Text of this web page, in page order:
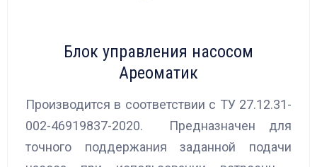
Блок управления насосом
Ареоматик
Производится в соответствии с ТУ 27.12.31-
002-46919837-2020. Предназначен для
точного поддержания заданной подачи